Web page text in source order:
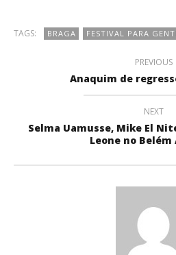
TAGS: BRAGA FESTIVAL PARA
PREVIOUS
Anaquim de
NEXT
Selma Uamusse, Mike El
Leone no